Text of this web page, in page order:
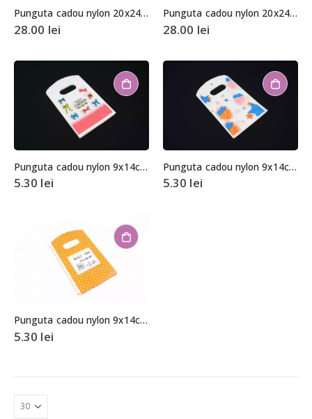
Punguta cadou nylon 20x24cm (aprox. 100 buc. +/- 2 buc.)
28.00 lei
Punguta cadou nylon 20x24cm (aprox. 100 buc. +/- 2 buc.)
28.00 lei
Punguta cadou nylon 9x14cm (aprox. 50 buc. +/- 2 buc.)
5.30 lei
Punguta cadou nylon 9x14cm (aprox. 50 buc. +/- 2 buc.)
5.30 lei
Punguta cadou nylon 9x14cm (aprox. 50 buc. +/- 2 buc.)
5.30 lei